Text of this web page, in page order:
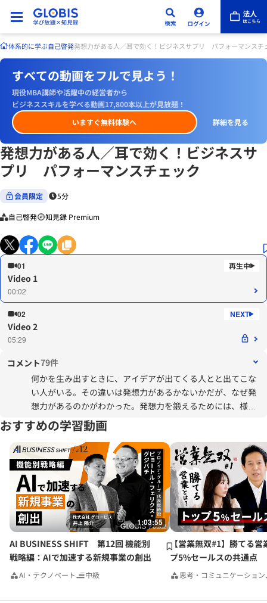
体系的に学ぶ自己啓発発想力がある人／耳で効く！ビジネスサプリ パフォーマンスチ
すべての動画をフルで見よう！
現役MBA講師や活躍中の経営者から
ビジネススキルを学べる動画17,800本以上が見放題！
いますぐ無料体験へ
詳細を見る
発想力がある人／耳で効く！ビジネスサ
プリ パフォーマンスチェック
会員限定 5分
自己啓発 知見録 Premium
01
Video 1
00:02
02
Video 2
05:29
コメント79件
何かを生み出すときに、アイデアが出てくる人とと出てこな
い人がいる。その違いは発想力があるかないかだが、なぜ発
想力があるのかがわかった。発想力を鍛えるためには、様々
な情報をインプットしたり、関連付けたり、取捨選択したり
する力が必要である。自分の業務に関連する内容だけでな
く、あらゆる出来事に興味をもち、情報をインプットしてい
きたい。
おすすめの学習動画
1:03:55
AI BUSINESS SHIFT 第12回 機能別
戦略編：AIで加速する新規事業の創出
AI・テクノベート 中級
【営業無双#1】勝てる営
プ5%セールスの共通点
思考・コミュニケーション